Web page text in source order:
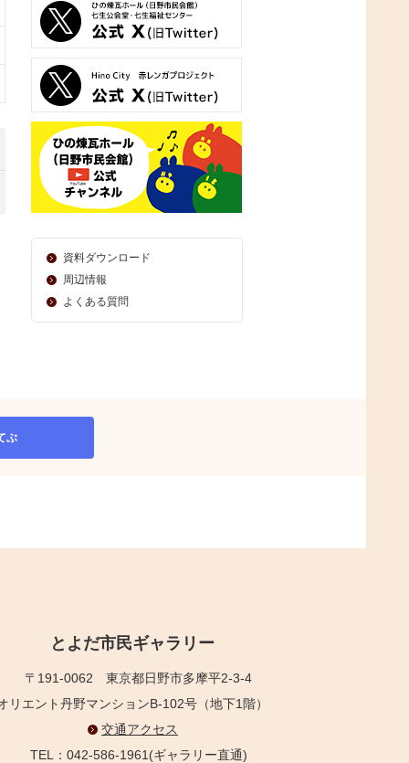
資料ダウンロード
周辺情報
よくある質問
ぶ
とよだ市民ギャラリー
〒191-0062 東京都日野市多摩平2-3-4
リエント丹野マンションB-102号（地下1階）
交通アクセス
TEL：042-586-1961(ギャラリー直通)